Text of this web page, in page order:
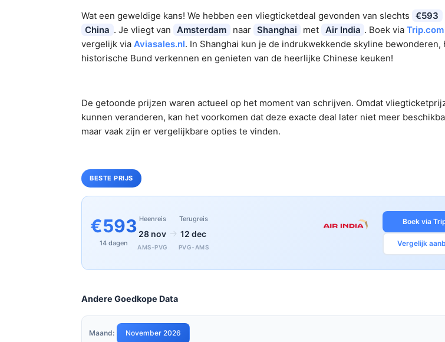
Wat een geweldige kans! We hebben een vliegticketdeal gevonden van slechts €593
China . Je vliegt van Amsterdam naar Shanghai met Air India . Boek viaTrip.com
vergelijk via Aviasales.nl. In Shanghai kun je de indrukwekkende skyline bewonderen,
historische Bund verkennen en genieten van de heerlijke Chinese keuken!
De getoonde prijzen waren actueel op het moment van schrijven. Omdat
kunnen veranderen, kan het voorkomen dat deze exacte deal later niet meer
maar vaak zijn er vergelijkbare opties te vinden.
BESTE PRIJS
€593
14 dagen
Heenreis
28 nov
AMS-PVG
→
Terugreis
12 dec
PVG-AMS
Boek via
Vergelijk
Andere Goedkope Data
Maand: November 2026